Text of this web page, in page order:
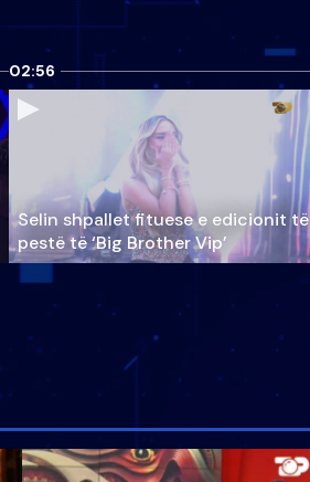
02:56
Selin shpallet fituese e edicionit të
pestë të ‘Big Brother Vip’